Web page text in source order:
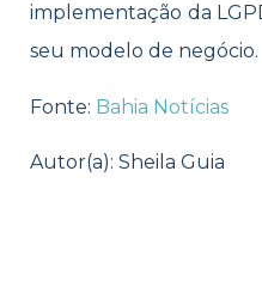
implementação da
seu modelo de negócio.
Fonte: Bahia Notícias
Autor(a): Sheila Guia